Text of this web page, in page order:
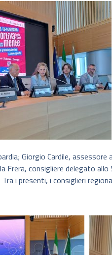
Giorgio Cardile,
Frera, consigliere delegato
i presenti, i consiglieri